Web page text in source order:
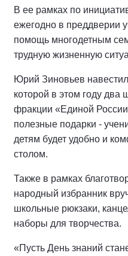
В ее рамках по
ежегодно в преддверии
помощь многодетным
трудную жизненную
Юрий Зиновьев
которой в этом году два
фракции «Единой
полезные подарки -
детям будет удобно и
столом.
Также в рамках
народный избранник
школьные рюкзаки,
наборы для творчества.
«Пусть День знаний